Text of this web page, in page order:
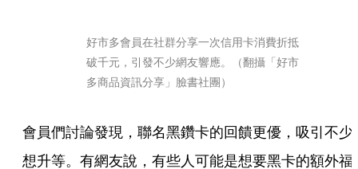
好市多會員在社群分享一次信用卡消費折抵
破千元，引發不少網友響應。（翻攝「好市
多商品資訊分享」臉書社團）
會員們討論發現，聯名黑鑽卡的回饋更優，吸引不少
想升等。有網友說，有些人可能是想要黑卡的額外福